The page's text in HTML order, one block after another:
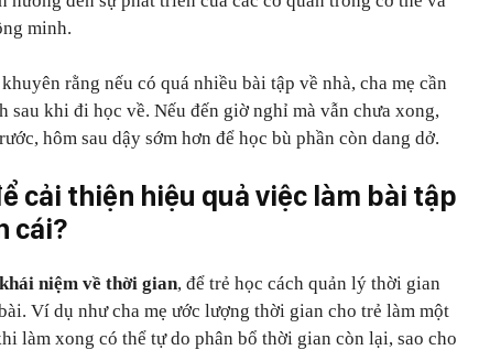
minh.
rằng nếu có quá nhiều bài tập về nhà, cha mẹ cần
sau khi đi học về. Nếu đến giờ nghỉ mà vẫn chưa xong,
hôm sau dậy sớm hơn để học bù phần còn dang dở.
cải thiện hiệu quả việc làm bài tập
cái?
niệm về thời gian, để trẻ học cách quản lý thời gian
Ví dụ như cha mẹ ước lượng thời gian cho trẻ làm một
làm xong có thể tự do phân bổ thời gian còn lại, sao cho